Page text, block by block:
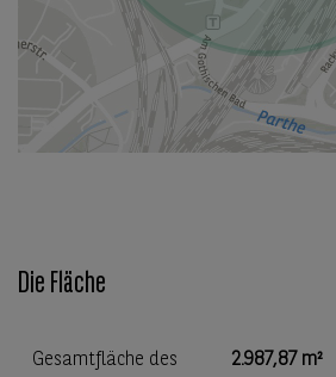
Die Fläche
Gesamtfläche des
2.987,87 m²